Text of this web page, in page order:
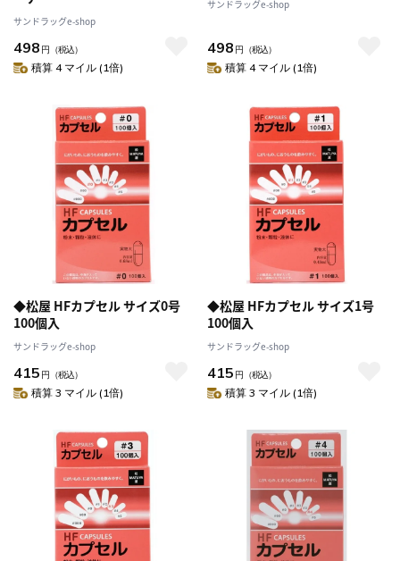
サンドラッグe-shop
498 円 （税込）
積算 4 マイル (1倍)
サンドラッグe-shop
498 円 （税込）
積算 4 マイル (1倍)
◆松屋 HFカプセル サイズ0号
100個入
サンドラッグe-shop
415 円 （税込）
積算 3 マイル (1倍)
◆松屋 HFカプセル サイズ1号
100個入
サンドラッグe-shop
415 円 （税込）
積算 3 マイル (1倍)